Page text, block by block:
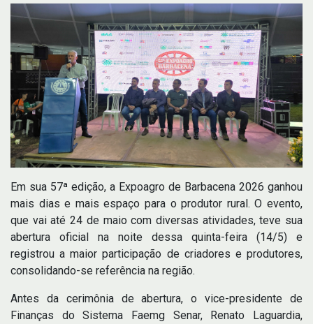
Em sua 57ª edição, a Expoagro de Barbacena 2026 ganhou
mais dias e mais espaço para o produtor rural. O evento,
que vai até 24 de maio com diversas atividades, teve sua
abertura oficial na noite dessa quinta-feira (14/5) e
registrou a maior participação de criadores e produtores,
consolidando-se referência na região.
Antes da cerimônia de abertura, o vice-presidente de
Finanças do Sistema Faemg Senar, Renato Laguardia,